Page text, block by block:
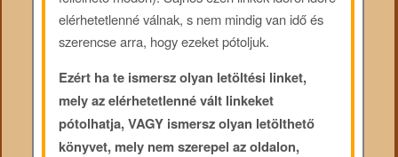
elérhetetlenné válnak, s nem mindig van idő és
szerencse arra, hogy ezeket pótoljuk.
Ezért ha te ismersz olyan letöltési linket,
mely az elérhetetlenné vált linkeket
pótolhatja, VAGY ismersz olyan letölthető
könyvet, mely nem szerepel az oldalon,